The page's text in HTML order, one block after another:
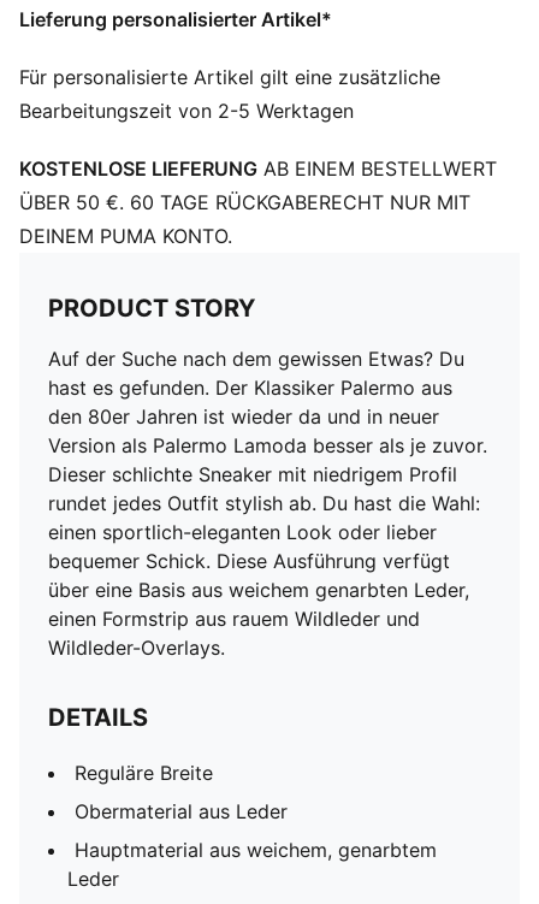
Lieferung personalisierter Artikel*
Für personalisierte Artikel gilt eine zusätzliche
Bearbeitungszeit von 2-5 Werktagen
KOSTENLOSE LIEFERUNG AB EINEM BESTELLWERT
ÜBER 50 €. 60 TAGE RÜCKGABERECHT NUR MIT
DEINEM PUMA KONTO.
PRODUCT STORY
Auf der Suche nach dem gewissen Etwas? Du
hast es gefunden. Der Klassiker Palermo aus
den 80er Jahren ist wieder da und in neuer
Version als Palermo Lamoda besser als je zuvor.
Dieser schlichte Sneaker mit niedrigem Profil
rundet jedes Outfit stylish ab. Du hast die Wahl:
einen sportlich-eleganten Look oder lieber
bequemer Schick. Diese Ausführung verfügt
über eine Basis aus weichem genarbten Leder,
einen Formstrip aus rauem Wildleder und
Wildleder-Overlays.
DETAILS
Reguläre Breite
Obermaterial aus Leder
Hauptmaterial aus weichem, genarbtem
Leder